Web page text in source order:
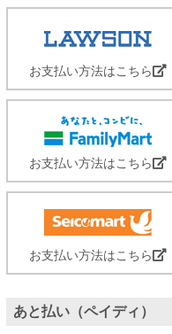
お支払い方法はこちら
お支払い方法はこちら
お支払い方法はこちら
あと払い（ペイディ）